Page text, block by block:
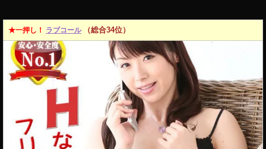
★一押し！ ラブコール （総合34位）